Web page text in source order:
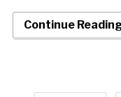
Continue